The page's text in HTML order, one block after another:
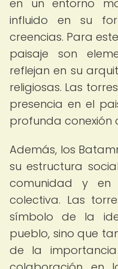
en un entorno
influido en su
creencias. Para
paisaje son
reflejan en su
religiosas. Las
presencia en el
profunda conexión
Además, los
su estructura
comunidad y en
colectiva. Las
símbolo de la
pueblo, sino que
de la